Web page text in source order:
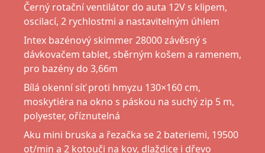
Černý rotační ventilátor do auta 12V s klipem,
oscilací, 2 rychlostmi a nastavitelným úhlem
Intex bazénový skimmer 28000 závěsný s
dávkovačem tablet, sběrným košem a ramenem,
pro bazény do 3,66m
Bílá okenní síť proti hmyzu 130×160 cm,
moskytiéra na okno s páskou na suchý zip 5 m,
polyester, oříznutelná
Aku mini bruska a řezačka se 2 bateriemi, 19500
ot/min a 2 kotouči na kov, dlaždice i dřevo